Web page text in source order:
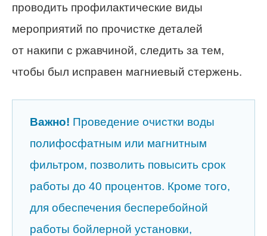
проводить профилактические виды
мероприятий по прочистке деталей
от накипи с ржавчиной, следить за тем,
чтобы был исправен магниевый стержень.
Важно! Проведение очистки воды
полифосфатным или магнитным
фильтром, позволить повысить срок
работы до 40 процентов. Кроме того,
для обеспечения бесперебойной
работы бойлерной установки,